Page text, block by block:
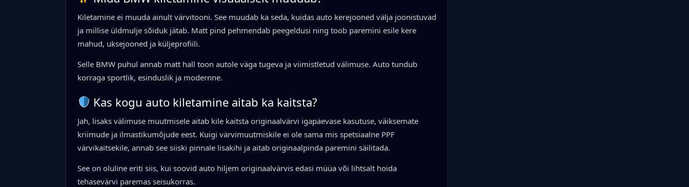
Kiletamine ei muuda ainult värvitooni. See muudab ka seda, kuidas auto kerejooned välja joonistuvad
ja millise üldmulje sõiduk jätab. Matt pind pehmendab peegeldusi ning toob paremini esile kere
mahud, uksejooned ja küljeprofiili.
Selle BMW puhul annab matt hall toon autole väga tugeva ja viimistletud välimuse. Auto tundub
korraga sportlik, esinduslik ja modernne.
Kas kogu auto kiletamine aitab ka kaitsta?
Jah, lisaks välimuse muutmisele aitab kile kaitsta originaalvärvi igapäevase kasutuse, väiksemate
kriimude ja ilmastikumõjude eest. Kuigi värvimuutmiskile ei ole sama mis spetsiaalne PPF
värvikaitsekile, annab see siiski pinnale lisakihi ja aitab originaalpinda paremini säilitada.
See on oluline eriti siis, kui soovid auto hiljem originaalvärvis edasi müüa või lihtsalt hoida
tehasevärvi paremas seisukorras.